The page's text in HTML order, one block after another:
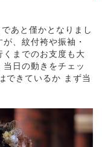
あと僅かとなりまし
、紋付袴や振袖・
までのお支度も大
日の動きをチェッ
できているか まず当